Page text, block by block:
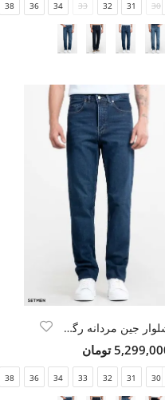
30
31
32
33
34
36
38
شلوار جین مردانه رگولار
تومان
30
31
32
33
34
36
38